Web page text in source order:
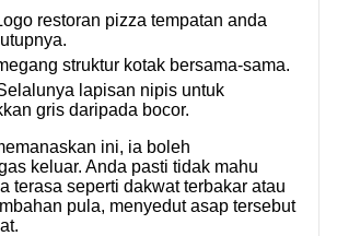
restoran pizza tempatan anda
struktur kotak bersama-sama.
lapisan nipis untuk
gris daripada bocor.
ini, ia boleh
keluar. Anda pasti tidak mahu
terasa seperti dakwat terbakar atau
pula, menyedut asap tersebut